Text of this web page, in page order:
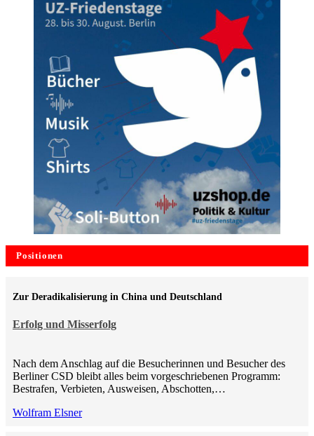
Positionen
Erfolg und Misserfolg
Zur Deradikalisierung in China und Deutschland
Nach dem Anschlag auf die Besucherinnen und Besucher des
Berliner CSD bleibt alles beim vorgeschriebenen Programm:
Bestrafen, Verbieten, Ausweisen, Abschotten,…
Wolfram Elsner